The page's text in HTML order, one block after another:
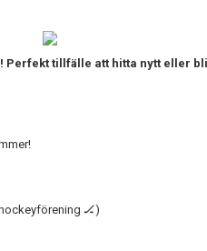
Perfekt tillfälle att hitta nytt eller
🏒)